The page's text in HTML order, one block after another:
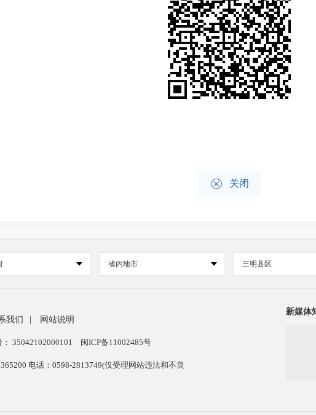
 关闭
省内地市 三明县区
我们 网站说明
35042102000101 闽ICP备11002485号
电话：0598-2813749(仅受理网站违法和不良
新媒体